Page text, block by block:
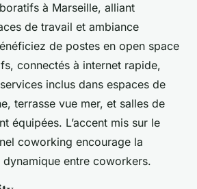
à Marseille, alliant
de travail et ambiance
de postes en open space
connectés à internet rapide,
inclus dans espaces de
terrasse vue mer, et salles de
équipées. L’accent mis sur le
coworking encourage la
entre coworkers.